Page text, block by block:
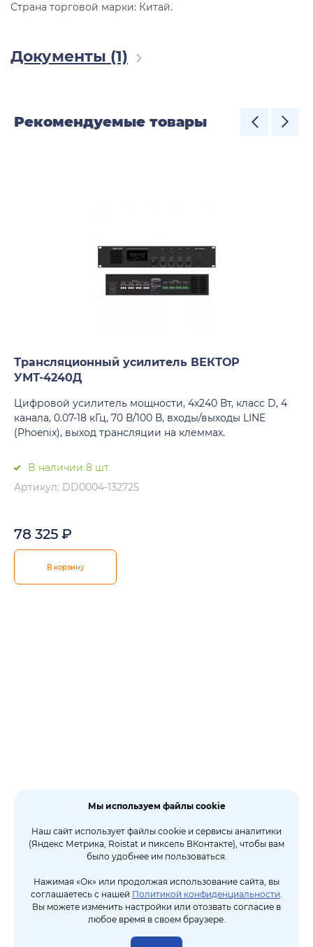
Страна торговой марки: Китай.
Документы (1)
Рекомендуемые товары
Трансляционный усилитель ВЕКТОР
УМТ-4240Д
Цифровой усилитель мощности, 4х240 Вт, класс D, 4
канала, 0.07-18 кГц, 70 В/100 В, входы/выходы LINE
(Phoenix), выход трансляции на клеммах.
В наличии 8 шт.
Артикул: DD0004-132725
78 325 ₽
В корзину
Мы используем файлы cookie
Наш сайт использует файлы cookie и сервисы аналитики
(Яндекс Метрика, Roistat и пиксель ВКонтакте), чтобы вам
было удобнее им пользоваться.
Нажимая «Ок» или продолжая использование сайта, вы
соглашаетесь с нашей Политикой конфиденциальности.
Вы можете изменить настройки или отозвать согласие в
любое время в своем браузере.